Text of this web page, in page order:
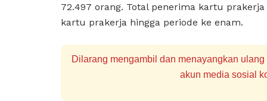
72.497 orang. Total penerima kartu
kartu prakerja hingga periode ke enam.
Dilarang mengambil dan menayangkan
akun media sosial